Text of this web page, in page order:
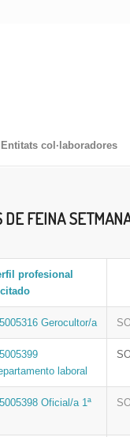
Entitats col·laboradores
FEINA
profesional
Gerocultor/a
laboral
Oficial/a 1ª